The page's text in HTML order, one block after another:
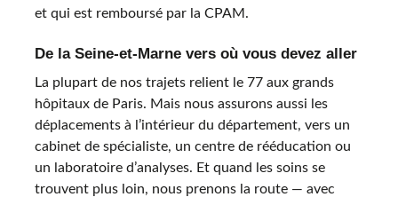
et qui est remboursé par la CPAM.
De la Seine-et-Marne vers où vous devez aller
La plupart de nos trajets relient le 77 aux grands
hôpitaux de Paris. Mais nous assurons aussi les
déplacements à l’intérieur du département, vers un
cabinet de spécialiste, un centre de rééducation ou
un laboratoire d’analyses. Et quand les soins se
trouvent plus loin, nous prenons la route — avec